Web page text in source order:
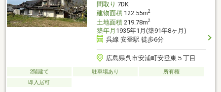
間取り 7DK
建物面積122.55m2
土地面積219.78m2
築年月 1935年1月(築91年8ヶ月)
呉線 安登駅 徒歩6分
広島県呉市安浦町安登東５丁目
2階建て 駐車場あり
所有権
即入居可